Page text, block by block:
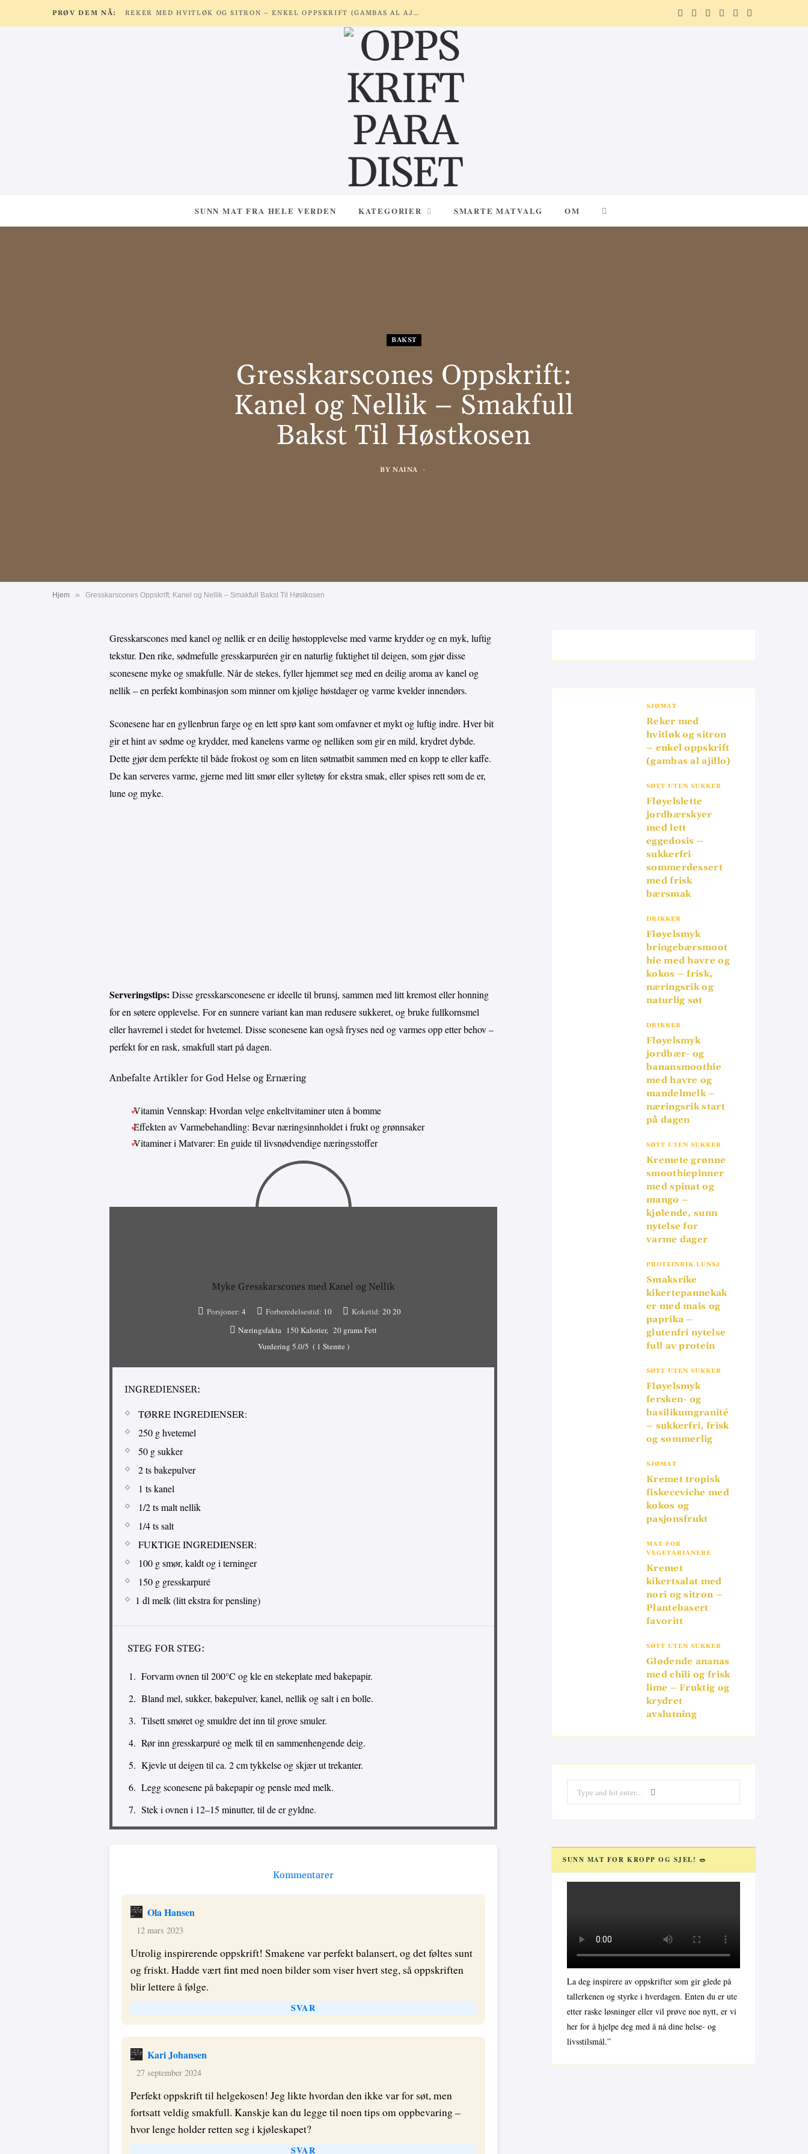
PRØV DEM NÅ: REKER MED HVITLØK OG SITRON – ENKEL OPPSKRIFT (GAMBAS AL AJILLO)
SUNN MAT FRA HELE VERDEN KATEGORIER SMARTE MATVALG OM
BAKST
Gresskarscones Oppskrift:
Kanel og Nellik – Smakfull
Bakst Til Høstkosen
BY NAINA
Hjem » Gresskarscones Oppskrift: Kanel og Nellik – Smakfull Bakst Til Høstkosen
Gresskarscones med kanel og nellik er en deilig høstopplevelse med varme krydder og en myk, luftig
tekstur. Den rike, sødmefulle gresskarpuréen gir en naturlig fuktighet til deigen, som gjør disse
sconesene myke og smakfulle. Når de stekes, fyller hjemmet seg med en deilig aroma av kanel og
nellik – en perfekt kombinasjon som minner om kjølige høstdager og varme kvelder innendørs.
Sconesene har en gyllenbrun farge og en lett sprø kant som omfavner et mykt og luftig indre. Hver bit
gir et hint av sødme og krydder, med kanelens varme og nelliken som gir en mild, krydret dybde.
Dette gjør dem perfekte til både frokost og som en liten søtmatbit sammen med en kopp te eller kaffe.
De kan serveres varme, gjerne med litt smør eller syltetøy for ekstra smak, eller spises rett som de er,
lune og myke.
Serveringstips: Disse gresskarsconesene er ideelle til brunsj, sammen med litt kremost eller honning
for en søtere opplevelse. For en sunnere variant kan man redusere sukkeret, og bruke fullkornsmel
eller havremel i stedet for hvetemel. Disse sconesene kan også fryses ned og varmes opp etter behov –
perfekt for en rask, smakfull start på dagen.
Anbefalte Artikler for God Helse og Ernæring
Vitamin Vennskap: Hvordan velge enkeltvitaminer uten å bomme
Effekten av Varmebehandling: Bevar næringsinnholdet i frukt og grønnsaker
Vitaminer i Matvarer: En guide til livsnødvendige næringsstoffer
Myke Gresskarscones med Kanel og Nellik
Porsjoner: 4 Forberedelsestid: 10 Koketid: 2020
Næringsfakta
150 Kalorier
20 grams Fett
Vurdering 5.0/5 ( 1 Stemte )
INGREDIENSER:
TØRRE INGREDIENSER:
250 g hvetemel
50 g sukker
2 ts bakepulver
1 ts kanel
1/2 ts malt nellik
1/4 ts salt
FUKTIGE INGREDIENSER:
100 g smør, kaldt og i terninger
150 g gresskarpuré
1 dl melk (litt ekstra for pensling)
STEG FOR STEG:
Forvarm ovnen til 200°C og kle en stekeplate med bakepapir.
Bland mel, sukker, bakepulver, kanel, nellik og salt i en bolle.
Tilsett smøret og smuldre det inn til grove smuler.
Rør inn gresskarpuré og melk til en sammenhengende deig.
Kjevle ut deigen til ca. 2 cm tykkelse og skjær ut trekanter.
Legg sconesene på bakepapir og pensle med melk.
Stek i ovnen i 12–15 minutter, til de er gyldne.
Kommentarer
Ola Hansen
12 mars 2023
Utrolig inspirerende oppskrift! Smakene var perfekt balansert, og det føltes sunt
og friskt. Hadde vært fint med noen bilder som viser hvert steg, så oppskriften
blir lettere å følge.
SVAR
Kari Johansen
27 september 2024
Perfekt oppskrift til helgekosen! Jeg likte hvordan den ikke var for søt, men
fortsatt veldig smakfull. Kanskje kan du legge til noen tips om oppbevaring –
hvor lenge holder retten seg i kjøleskapet?
SVAR
SJØMAT
Reker med
hvitløk og sitron
– enkel oppskrift
(gambas al ajillo)
SØTT UTEN SUKKER
Fløyelslette
jordbærskyer
med lett
eggedosis –
sukkerfri
sommerdessert
med frisk
bærsmak
DRIKKER
Fløyelsmyk
bringebærsmoot
hie med havre og
kokos – frisk,
næringsrik og
naturlig søt
DRIKKER
Fløyelsmyk
jordbær- og
banansmoothie
med havre og
mandelmelk –
næringsrik start
på dagen
SØTT UTEN SUKKER
Kremete grønne
smoothiepinner
med spinat og
mango –
kjølende, sunn
nytelse for
varme dager
PROTEINRIK LUNSJ
Smaksrike
kikertepannekak
er med mais og
paprika –
glutenfri nytelse
full av protein
SØTT UTEN SUKKER
Fløyelsmyk
fersken- og
basilikumgranité
– sukkerfri, frisk
og sommerlig
SJØMAT
Kremet tropisk
fiskeceviche med
kokos og
pasjonsfrukt
MAT FOR
VEGETARIANERE
Kremet
kikertsalat med
nori og sitron –
Plantebasert
favoritt
SØTT UTEN SUKKER
Glødende ananas
med chili og frisk
lime – Fruktig og
krydret
avslutning
for:
SUNN MAT FOR KROPP OG SJEL! 🥗
La deg inspirere av oppskrifter som gir glede på
tallerkenen og styrke i hverdagen. Enten du er ute
etter raske løsninger eller vil prøve noe nytt, er vi
her for å hjelpe deg med å nå dine helse- og
livsstilsmål.”